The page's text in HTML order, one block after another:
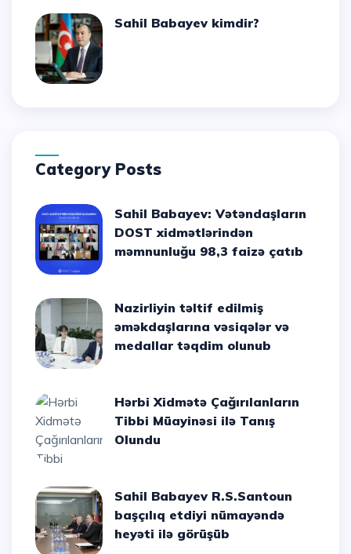
Sahil Babayev kimdir?
Category Posts
Sahil Babayev: Vətəndaşların
DOST xidmətlərindən
məmnunluğu 98,3 faizə çatıb
Nazirliyin təltif edilmiş
əməkdaşlarına vəsiqələr və
medallar təqdim olunub
Hərbi Xidmətə Çağırılanların
Tibbi Müayinəsi ilə Tanış
Olundu
Sahil Babayev R.S.Santoun
başçılıq etdiyi nümayəndə
heyəti ilə görüşüb